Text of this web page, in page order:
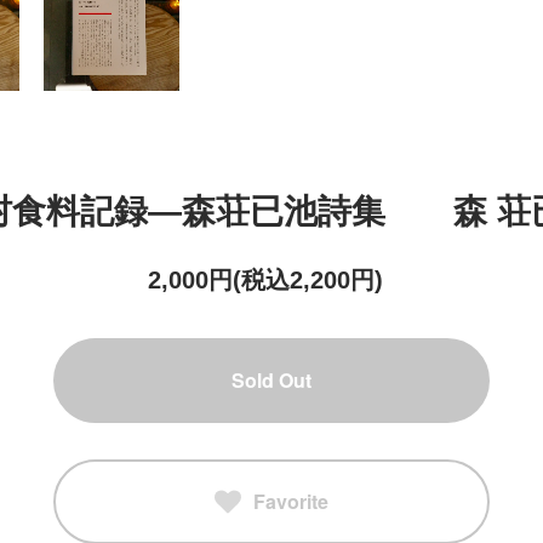
食料記録―森荘已池詩集 森 荘
2,000円(税込2,200円)
Sold Out
Favorite